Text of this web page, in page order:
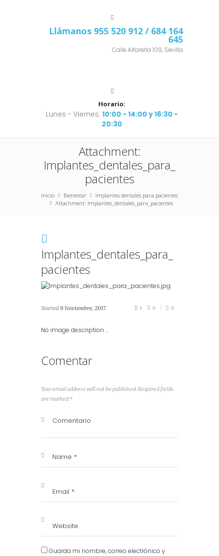
Llámanos 955 520 912 / 684 164
645
Calle Alfarería 109, Sevilla
Horario:
Lunes - Viernes: 10:00 - 14:00 y 16:30 -
20:30
Attachment:
Implantes_dentales_para_
pacientes
Inicio Bienestar
Implantes dentales para pacientes
Attachment: Implantes_dentales_para_pacientes
Implantes_dentales_para_
pacientes
Started 9 Noviembre, 2017 1 0 0
No image description ...
Comentar
Your email address will not be published. Required fields
are marked *
Guarda mi nombre, correo electrónico y